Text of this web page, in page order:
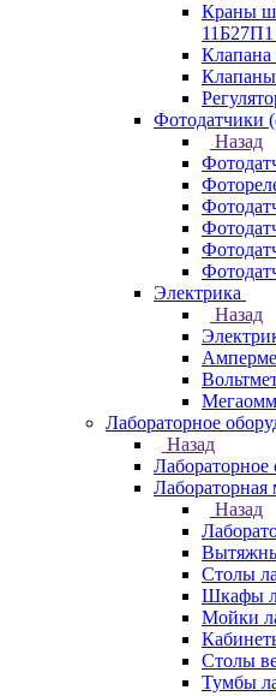
Краны
Клапана
Фотодатчики
Назад
Электрика
Назад
Лабораторное
Назад
Лабораторное
Лабораторная
Назад
Столы
Шкафы
Мойки
Столы
Тумбы